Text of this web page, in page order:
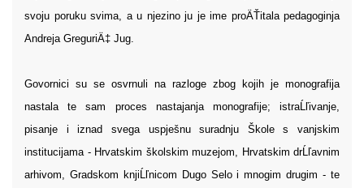
svoju poruku svima, a u njezino ju je ime proÄŤitala pedagoginja
Andreja GreguriÄ‡ Jug.
Govornici su se osvrnuli na razloge zbog kojih je monografija
nastala te sam proces nastajanja monografije; istraĹľivanje,
pisanje i iznad svega uspješnu suradnju Škole s vanjskim
institucijama - Hrvatskim školskim muzejom, Hrvatskim drĹľavnim
arhivom, Gradskom knjiĹľnicom Dugo Selo i mnogim drugim - te